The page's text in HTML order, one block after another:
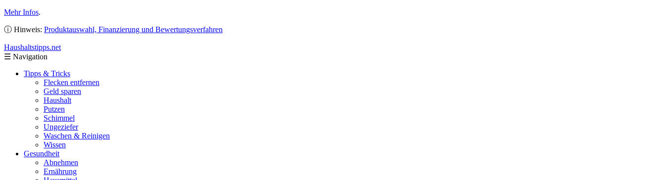
Mehr Infos.
ⓘ Hinweis: Produktauswahl, Finanzierung und Bewertungsverfahren
Haushaltstipps.net
☰ Navigation
Tipps & Tricks
Flecken entfernen
Geld sparen
Haushalt
Putzen
Schimmel
Ungeziefer
Waschen & Reinigen
Wissen
Gesundheit
Abnehmen
Ernährung